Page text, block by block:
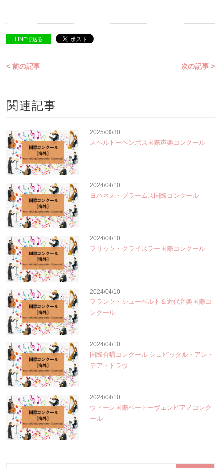
LINEで送る
< 前の記事 次の記事 >
関連記事
2025/09/30
スヘルトーヘンボス国際声楽コンクール
2024/04/10
ヨハネス・ブラームス国際コンクール
2024/04/10
フリッツ・クライスラー国際コンクール
2024/04/10
フランツ・シューベルト＆近代音楽国際コ
ンクール
2024/04/10
国際合唱コンクール シュピッタル・アン・
デア・ドラウ
2024/04/10
ウィーン国際ベートーヴェンピアノコンク
ール